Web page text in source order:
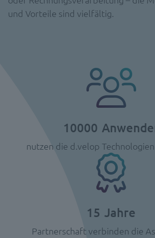
und Vorteile sind vielfältig.
10000
nutzen die d.velop
15 Jahre
Partnerschaft verbinden die